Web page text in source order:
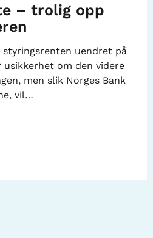
– trolig opp
styringsrenten uendret på
usikkerhet om den videre
men slik Norges Bank
vil…